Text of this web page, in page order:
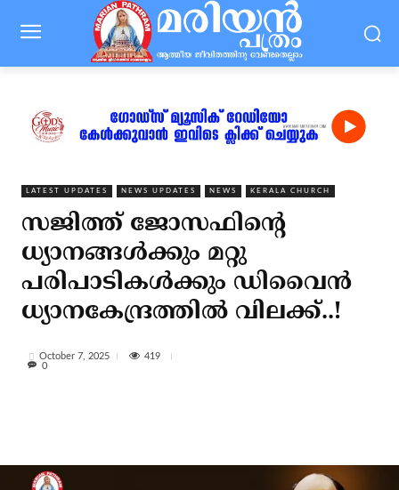
LATEST UPDATES NEWS UPDATES NEWS KERALA CHURCH
സജിത്ത് ജോസഫിന്റെ
ധ്യാനങ്ങള്‍ക്കും മറ്റു
പരിപാടികള്‍ക്കും ഡിവൈന്‍
ധ്യാനകേന്ദ്രത്തില്‍ വിലക്ക്..!
October 7, 2025
419
0